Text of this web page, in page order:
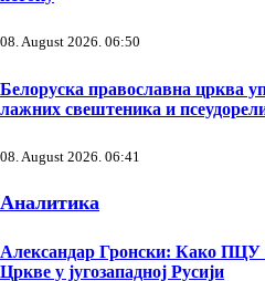
08. August 2026. 06:50
Белоруска православна црква
лажних свештеника и
08. August 2026. 06:41
Аналитика
Александар Гронски: Како ПЦУ
Цркве у југозападној Русији